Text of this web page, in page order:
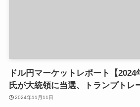
ドル円マーケットレポート【
氏が大統領に当選、トランプトレ
2024年11月11日